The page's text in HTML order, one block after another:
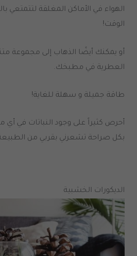
الهواء في الأماكن المغلقة لتتمتعي
الوقت!
أو يمكنك أيضًا الذهاب إلى مجموعة
العطرية في مطبخك.
طاقة جميلة و سهلة للغاية!
أحرص كثيراً على وجود النباتات في أي
بكل صراحة تشعرني بقربي من الطبيعة
الديكورات الخشبية